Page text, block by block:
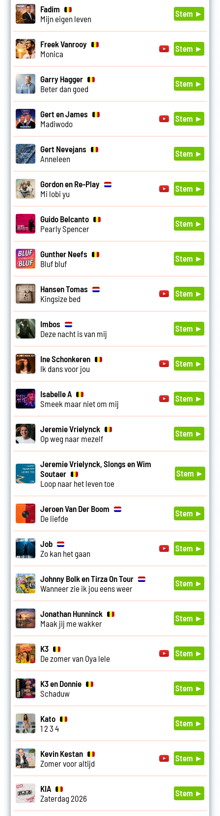
Fadim
Mijn eigen leven
Stem ►
Freek Vanrooy
Monica
Stem ►
Garry Hagger
Beter dan goed
Stem ►
Gert en James
Madiwodo
Stem ►
Gert Nevejans
Anneleen
Stem ►
Gordon en Re-Play
Mi lobi yu
Stem ►
Guido Belcanto
Pearly Spencer
Stem ►
Gunther Neefs
Bluf bluf
Stem ►
Hansen Tomas
Kingsize bed
Stem ►
Imbos
Deze nacht is van mij
Stem ►
Ine Schonkeren
Ik dans voor jou
Stem ►
Isabelle A
Smeek maar niet om mij
Stem ►
Jeremie Vrielynck
Op weg naar mezelf
Stem ►
Jeremie Vrielynck, Slongs en Wim
Soutaer
Loop naar het leven toe
Stem ►
Jeroen Van Der Boom
De liefde
Stem ►
Job
Zo kan het gaan
Stem ►
Johnny Bolk en Tirza On Tour
Wanneer zie ik jou eens weer
Stem ►
Jonathan Hunninck
Maak jij me wakker
Stem ►
K3
De zomer van Oya lele
Stem ►
K3 en Donnie
Schaduw
Stem ►
Kato
1 2 3 4
Stem ►
Kevin Kestan
Zomer voor altijd
Stem ►
KIA
Zaterdag 2026
Stem ►